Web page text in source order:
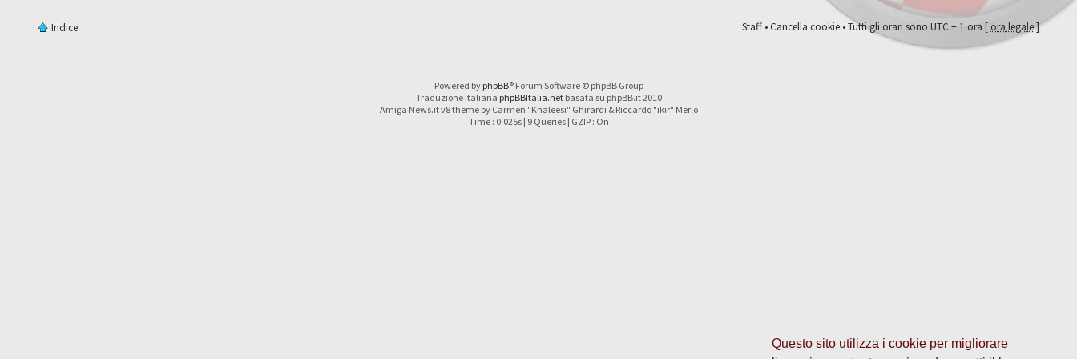
Questo sito utilizza i cookie per migliorare
Indice Staff•Cancella cookie• Tutti gli orari sono UTC + 1 ora [ ora legale]
Powered by phpBB® Forum Software © phpBB Group
Traduzione Italiana phpBBItalia.netbasata su phpBB.it 2010
Amiga News.it v8 theme by Carmen "Khaleesi" Ghirardi & Riccardo "ikir" Merlo
Time : 0.025s | 9 Queries | GZIP : On